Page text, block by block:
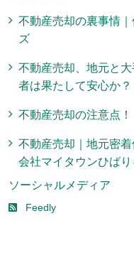
不動産売却の裏事情
ズ
不動産売却、地元と
者は果たして安心か？
不動産売却の注意点
不動産売却｜地元密
会社マイタウンひば
ソーシャルメディア
Feedly